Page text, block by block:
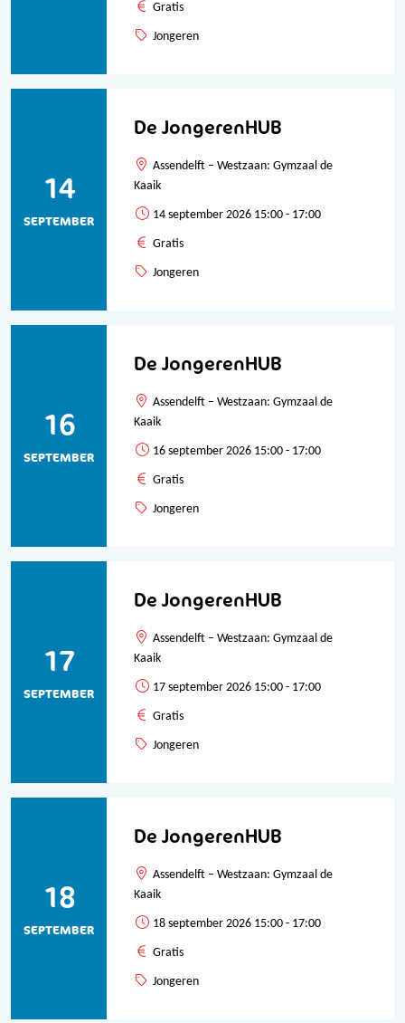
Gratis
Jongeren
De JongerenHUB
14
SEPTEMBER
Assendelft – Westzaan: Gymzaal de
Kaaik
14 september 2026 15:00 - 17:00
Gratis
Jongeren
De JongerenHUB
16
SEPTEMBER
Assendelft – Westzaan: Gymzaal de
Kaaik
16 september 2026 15:00 - 17:00
Gratis
Jongeren
De JongerenHUB
17
SEPTEMBER
Assendelft – Westzaan: Gymzaal de
Kaaik
17 september 2026 15:00 - 17:00
Gratis
Jongeren
De JongerenHUB
18
SEPTEMBER
Assendelft – Westzaan: Gymzaal de
Kaaik
18 september 2026 15:00 - 17:00
Gratis
Jongeren